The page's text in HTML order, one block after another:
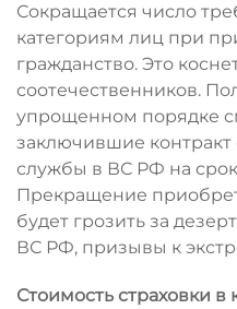
Сокращается число
категориям лиц при
гражданство. Это
соотечественников.
упрощенном порядке
заключившие
службы в ВС РФ на
Прекращение
будет грозить за
ВС РФ, призывы к
Стоимость страховки